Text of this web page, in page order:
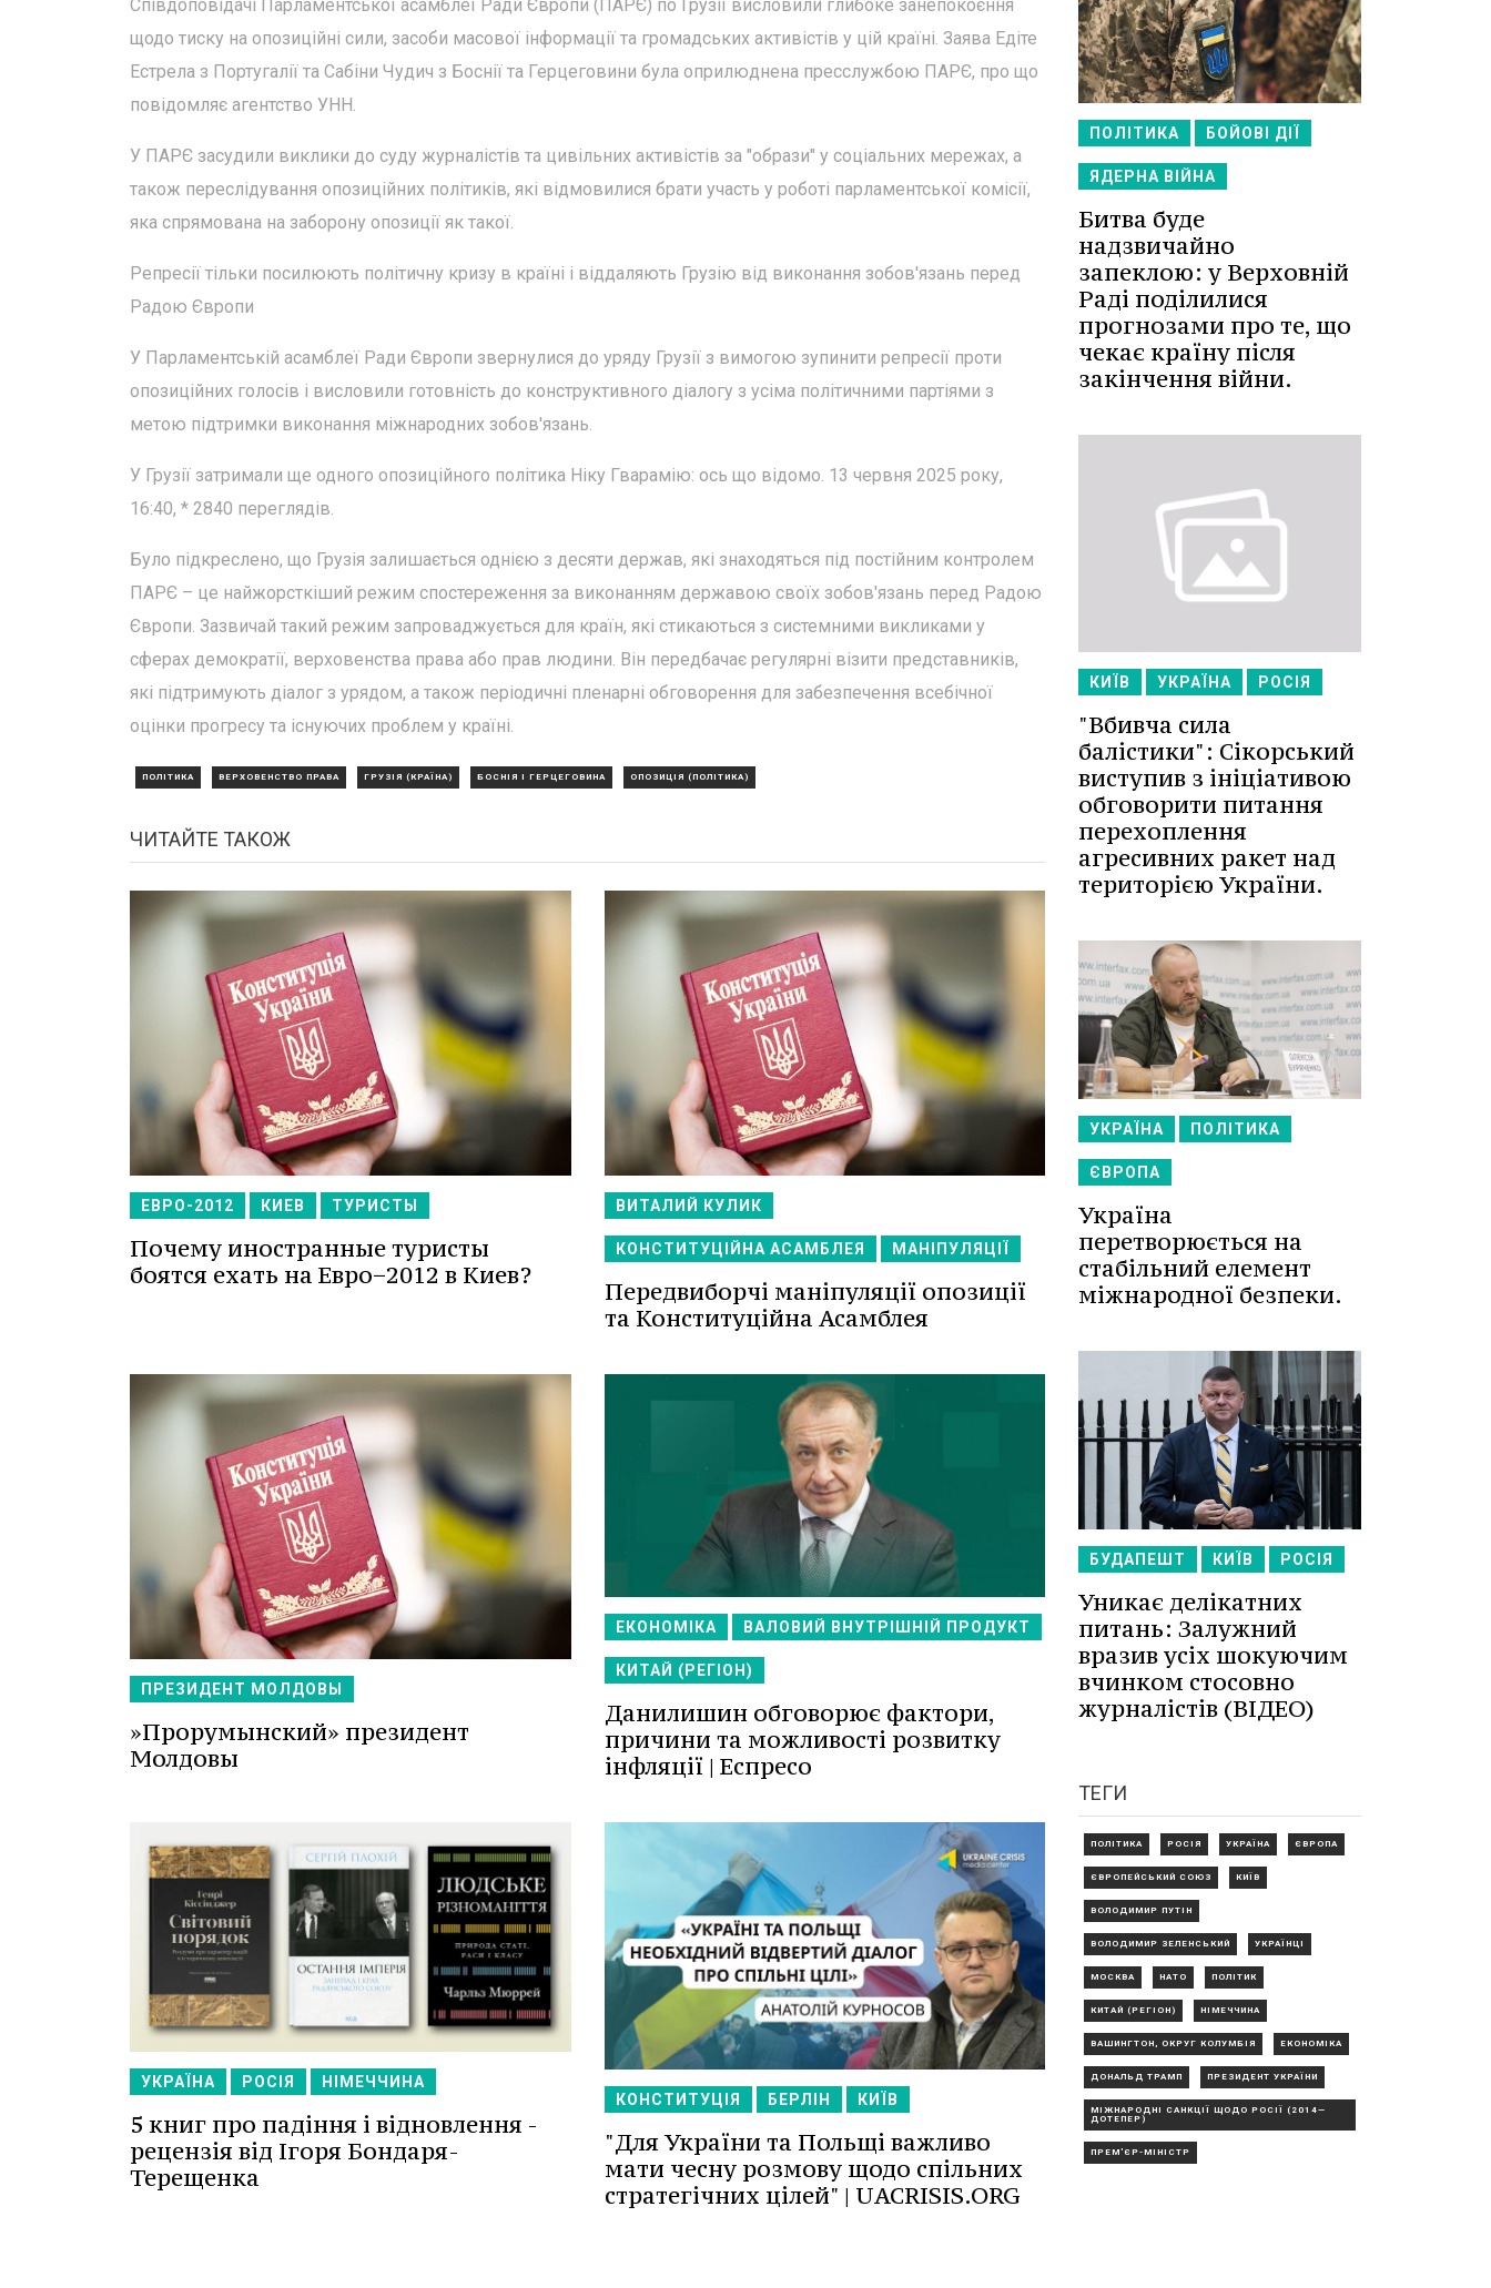
Співдоповідачі Парламентської асамблеї Ради Європи (ПАРЄ) по Грузії висловили глибоке занепокоєння
щодо тиску на опозиційні сили, засоби масової інформації та громадських активістів у цій країні. Заява Едіте
Естрела з Португалії та Сабіни Чудич з Боснії та Герцеговини була оприлюднена пресслужбою ПАРЄ, про що
повідомляє агентство УНН.
У ПАРЄ засудили виклики до суду журналістів та цивільних активістів за "образи" у соціальних мережах, а
також переслідування опозиційних політиків, які відмовилися брати участь у роботі парламентської комісії,
яка спрямована на заборону опозиції як такої.
Репресії тільки посилюють політичну кризу в країні і віддаляють Грузію від виконання зобов'язань перед
Радою Європи
У Парламентській асамблеї Ради Європи звернулися до уряду Грузії з вимогою зупинити репресії проти
опозиційних голосів і висловили готовність до конструктивного діалогу з усіма політичними партіями з
метою підтримки виконання міжнародних зобов'язань.
У Грузії затримали ще одного опозиційного політика Ніку Гварамію: ось що відомо. 13 червня 2025 року,
16:40, * 2840 переглядів.
Було підкреслено, що Грузія залишається однією з десяти держав, які знаходяться під постійним контролем
ПАРЄ – це найжорсткіший режим спостереження за виконанням державою своїх зобов'язань перед Радою
Європи. Зазвичай такий режим запроваджується для країн, які стикаються з системними викликами у
сферах демократії, верховенства права або прав людини. Він передбачає регулярні візити представників,
які підтримують діалог з урядом, а також періодичні пленарні обговорення для забезпечення всебічної
оцінки прогресу та існуючих проблем у країні.
ПОЛІТИКА ВЕРХОВЕНСТВО ПРАВА ГРУЗІЯ (КРАЇНА) БОСНІЯ І ГЕРЦЕГОВИНА ОПОЗИЦІЯ (ПОЛІТИКА)
ЧИТАЙТЕ ТАКОЖ
ЕВРО-2012 КИЕВ ТУРИСТЫ
Почему иностранные туристы
боятся ехать на Евро−2012 в Киев?
ВИТАЛИЙ КУЛИК
КОНСТИТУЦІЙНА АСАМБЛЕЯ МАНІПУЛЯЦІЇ
Передвиборчі маніпуляції опозиції
та Конституційна Асамблея
ПРЕЗИДЕНТ МОЛДОВЫ
»Прорумынский» президент
Молдовы
ЕКОНОМІКА ВАЛОВИЙ ВНУТРІШНІЙ ПРОДУКТ
КИТАЙ (РЕГІОН)
Данилишин обговорює фактори,
причини та можливості розвитку
інфляції | Еспресо
УКРАЇНА РОСІЯ НІМЕЧЧИНА
5 книг про падіння і відновлення -
рецензія від Ігоря Бондаря-
Терещенка
КОНСТИТУЦІЯ БЕРЛІН КИЇВ
"Для України та Польщі важливо
мати чесну розмову щодо спільних
стратегічних цілей" | UACRISIS.ORG
ПОЛІТИКА БОЙОВІ ДІЇ
ЯДЕРНА ВІЙНА
Битва буде
надзвичайно
запеклою: у Верховній
Раді поділилися
прогнозами про те, що
чекає країну після
закінчення війни.
КИЇВ УКРАЇНА РОСІЯ
"Вбивча сила
балістики": Сікорський
виступив з ініціативою
обговорити питання
перехоплення
агресивних ракет над
територією України.
УКРАЇНА ПОЛІТИКА
ЄВРОПА
Україна
перетворюється на
стабільний елемент
міжнародної безпеки.
БУДАПЕШТ КИЇВ РОСІЯ
Уникає делікатних
питань: Залужний
вразив усіх шокуючим
вчинком стосовно
журналістів (ВІДЕО)
ТЕГИ
ПОЛІТИКА РОСІЯ УКРАЇНА ЄВРОПА
ЄВРОПЕЙСЬКИЙ СОЮЗ КИЇВ
ВОЛОДИМИР ПУТІН
ВОЛОДИМИР ЗЕЛЕНСЬКИЙ УКРАЇНЦІ
МОСКВА НАТО ПОЛІТИК
КИТАЙ (РЕГІОН) НІМЕЧЧИНА
ВАШИНГТОН, ОКРУГ КОЛУМБІЯ ЕКОНОМІКА
ДОНАЛЬД ТРАМП ПРЕЗИДЕНТ УКРАЇНИ
МІЖНАРОДНІ САНКЦІЇ ЩОДО РОСІЇ (2014—
ДОТЕПЕР)
ПРЕМ'ЄР-МІНІСТР